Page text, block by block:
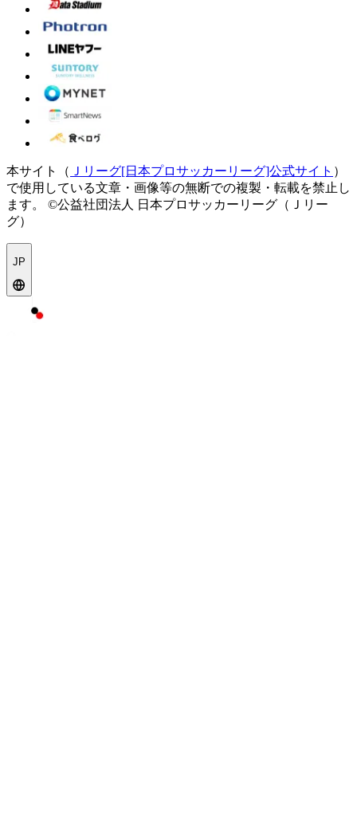
本サイト（ Ｊリーグ[日本プロサッカーリーグ]公式サイト ）
で使用している文章・画像等の無断での複製・転載を禁止し
ます。
©公益社団法人 日本プロサッカーリーグ（Ｊリー
グ）
JP